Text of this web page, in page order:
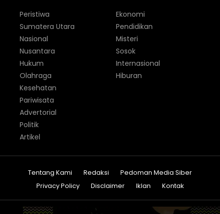
Peristiwa
Sumatera Utara
Nasional
Nusantara
Hukum
Olahraga
Ekonomi
Pendidikan
Misteri
Sosok
Internasional
Hiburan
Kesehatan
Pariwisata
Advertorial
Politik
Artikel
Tentang Kami Redaksi
Pedoman Media Siber
Privacy Policy
Disclaimer Iklan Kontak